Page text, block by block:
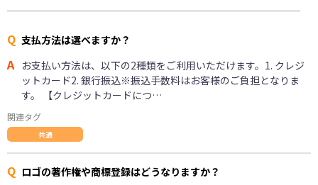
Q 支払方法は選べますか？
A お支払い方法は、以下の2種類をご利用いただけます。1. クレジ
ットカード2. 銀行振込※振込手数料はお客様のご負担となりま
す。 【クレジットカードにつ…
関連タグ
共通
Q ロゴの著作権や商標登録はどうなりますか？